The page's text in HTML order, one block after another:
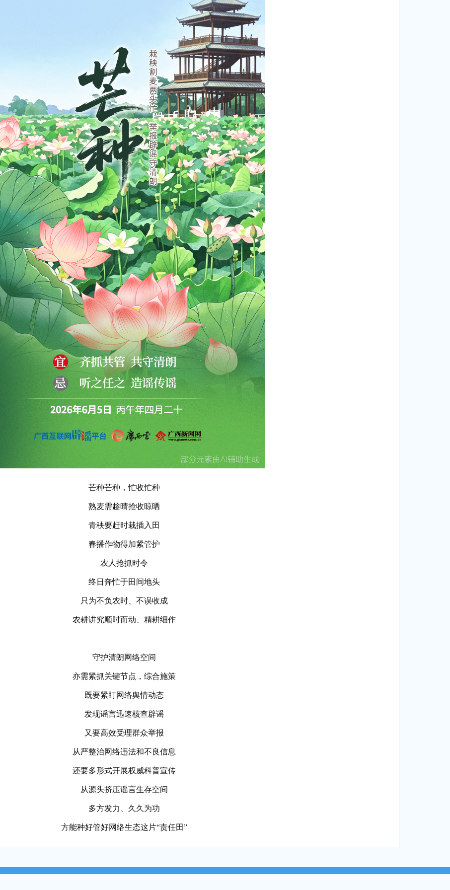
芒种芒种，忙收忙种
熟麦需趁晴抢收晾晒
青秧要赶时栽插入田
春播作物得加紧管护
农人抢抓时令
终日奔忙于田间地头
只为不负农时、不误收成
农耕讲究顺时而动、精耕细作
守护清朗网络空间
亦需紧抓关键节点，综合施策
既要紧盯网络舆情动态
发现谣言迅速核查辟谣
又要高效受理群众举报
从严整治网络违法和不良信息
还要多形式开展权威科普宣传
从源头挤压谣言生存空间
多方发力、久久为功
方能种好管好网络生态这片“责任田”